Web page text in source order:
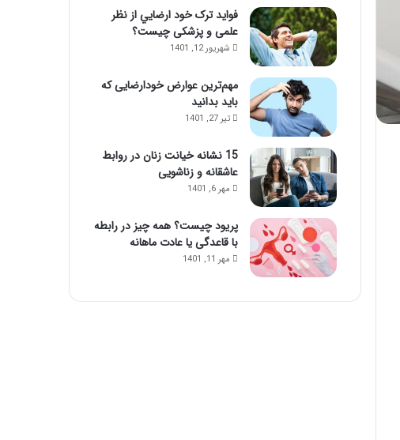
فواید ترک خود ارضايي از نظر
علمی و پزشکی چیست؟
شهریور 12, 1401
مهم‌ترین عوارض خودارضایی که
باید بدانید
تیر 27, 1401
15 نشانه خیانت زنان در روابط
عاشقانه و زناشویی
مهر 6, 1401
پریود چیست؟ همه چیز در رابطه
با قاعدگی یا عادت ماهانه
مهر 11, 1401